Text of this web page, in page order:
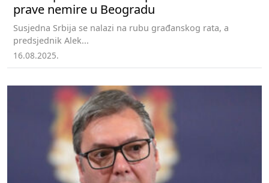
prave nemire u Beogradu
Susjedna Srbija se nalazi na rubu građanskog rata, a
predsjednik Alek...
16.08.2025.